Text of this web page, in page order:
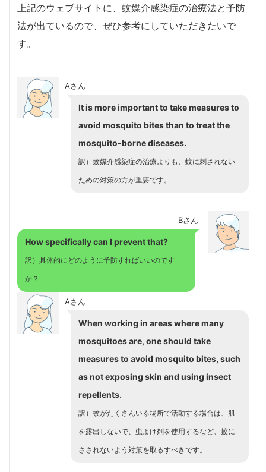
上記のウェブサイトに、蚊媒介感染症の治療法と予防
法が出ているので、ぜひ参考にしていただきたいで
す。
Aさん
It is more important to take measures to
avoid mosquito bites than to treat the
mosquito-borne diseases.
訳）蚊媒介感染症の治療よりも、蚊に刺されない
ための対策の方が重要です。
Bさん
How specifically can I prevent that?
訳）具体的にどのように予防すればいいのです
か？
Aさん
When working in areas where many
mosquitoes are, one should take
measures to avoid mosquito bites, such
as not exposing skin and using insect
repellents.
訳）蚊がたくさんいる場所で活動する場合は、肌
を露出しないで、虫よけ剤を使用するなど、蚊に
さされないよう対策を取るすべきです。